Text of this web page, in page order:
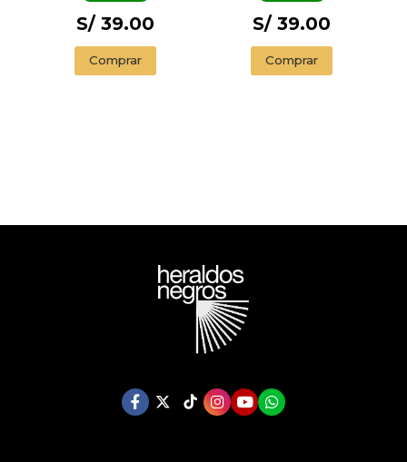
S/ 39.00
Comprar
S/ 39.00
Comprar